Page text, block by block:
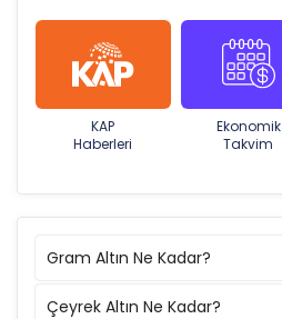
KAP
Haberleri
Ekonomik
Takvim
Gram Altın Ne Kadar?
Çeyrek Altın Ne Kadar?